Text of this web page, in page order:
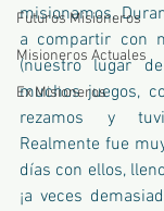
Futuros Misioneros
Misioneros Actuales
Ex Misioneros
misionamos.
a compartir con
(nuestro lugar
muchos juegos,
rezamos y
Realmente fue
días con ellos,
¡a veces